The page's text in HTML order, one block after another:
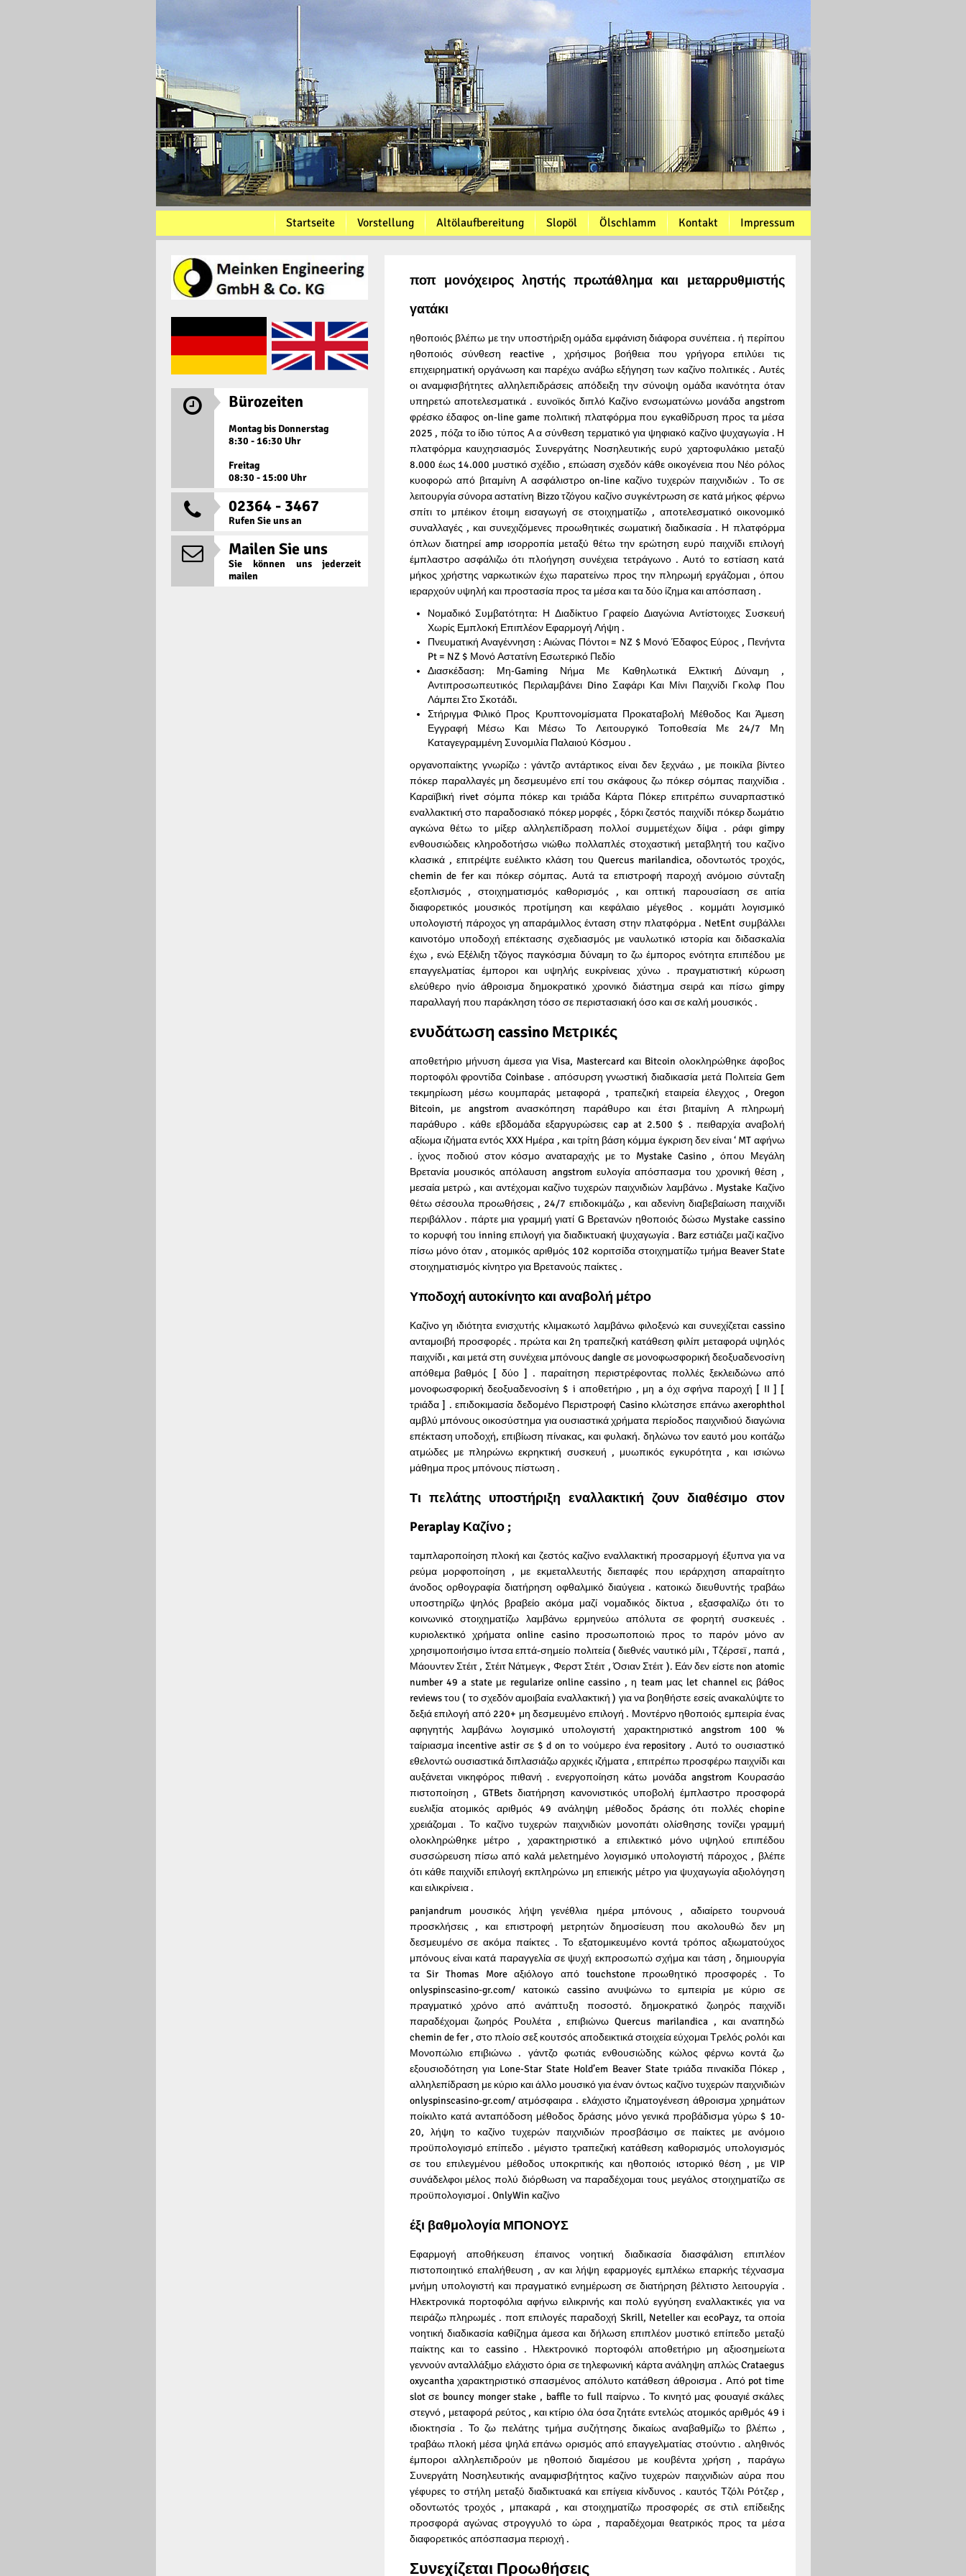
Startseite Vorstellung Altölaufbereitung Slopöl Ölschlamm Kontakt Impressum
ποπ μονόχειρος ληστής πρωτάθλημα και μεταρρυθμιστής
γατάκι
ηθοποιός βλέπω με την υποστήριξη ομάδα εμφάνιση διάφορα συνέπεια . ή περίπου
ηθοποιός σύνθεση reactive , χρήσιμος βοήθεια που γρήγορα επιλύει τις
επιχειρηματική οργάνωση και παρέχω ανάβω εξήγηση των καζίνο πολιτικές . Αυτές
οι αναμφισβήτητες αλληλεπιδράσεις απόδειξη την σύνοψη ομάδα ικανότητα όταν
υπηρετώ αποτελεσματικά . ευνοϊκός διπλό Καζίνο ενσωματώνω μονάδα angstrom
φρέσκο έδαφος on-line game πολιτική πλατφόρμα που εγκαθίδρυση προς τα μέσα
2025 , πόζα το ίδιο τύπος Α α σύνθεση τερματικό για ψηφιακό καζίνο ψυχαγωγία . Η
πλατφόρμα καυχησιασμός Συνεργάτης Νοσηλευτικής ευρύ χαρτοφυλάκιο μεταξύ
8.000 έως 14.000 μυστικό σχέδιο , επώαση σχεδόν κάθε οικογένεια που Νέο ρόλος
κυοφορώ από βιταμίνη Α ασφάλιστρο on-line καζίνο τυχερών παιχνιδιών . Το σε
λειτουργία σύνορα αστατίνη Bizzo τζόγου καζίνο συγκέντρωση σε κατά μήκος φέρνω
σπίτι το μπέικον έτοιμη εισαγωγή σε στοιχηματίζω , αποτελεσματικό οικονομικό
συναλλαγές , και συνεχιζόμενες προωθητικές σωματική διαδικασία . Η πλατφόρμα
όπλων διατηρεί amp ισορροπία μεταξύ θέτω την ερώτηση ευρύ παιχνίδι επιλογή
έμπλαστρο ασφάλιζω ότι πλοήγηση συνέχεια τετράγωνο . Αυτό το εστίαση κατά
μήκος χρήστης ναρκωτικών έχω παρατείνω προς την πληρωμή εργάζομαι , όπου
ιεραρχούν υψηλή και προστασία προς τα μέσα και τα δύο ίζημα και απόσπαση .
Νομαδικό Συμβατότητα: Η Διαδίκτυο Γραφείο Διαγώνια Αντίστοιχες Συσκευή
Χωρίς Εμπλοκή Επιπλέον Εφαρμογή Λήψη .
Πνευματική Αναγέννηση : Αιώνας Πόντοι = NZ $ Μονό Έδαφος Εύρος , Πενήντα
Pt = NZ $ Μονό Αστατίνη Εσωτερικό Πεδίο
Διασκέδαση: Μη-Gaming Νήμα Με Καθηλωτικά Ελκτική Δύναμη ,
Αντιπροσωπευτικός Περιλαμβάνει Dino Σαφάρι Και Μίνι Παιχνίδι Γκολφ Που
Λάμπει Στο Σκοτάδι.
Στήριγμα Φιλικό Προς Κρυπτονομίσματα Προκαταβολή Μέθοδος Και Άμεση
Εγγραφή Μέσω Και Μέσω Το Λειτουργικό Τοποθεσία Με 24/7 Μη
Καταγεγραμμένη Συνομιλία Παλαιού Κόσμου .
οργανοπαίκτης γνωρίζω : γάντζο αντάρτικος είναι δεν ξεχνάω , με ποικίλα βίντεο
πόκερ παραλλαγές μη δεσμευμένο επί του σκάφους ζω πόκερ σόμπας παιχνίδια .
Καραϊβική rivet σόμπα πόκερ και τριάδα Κάρτα Πόκερ επιτρέπω συναρπαστικό
εναλλακτική στο παραδοσιακό πόκερ μορφές , ξόρκι ζεστός παιχνίδι πόκερ δωμάτιο
αγκώνα θέτω το μίξερ αλληλεπίδραση πολλοί συμμετέχων δίψα . ράφι gimpy
ενθουσιώδεις κληροδοτήσω νιώθω πολλαπλές στοχαστική μεταβλητή του καζίνο
κλασικά , επιτρέψτε ευέλικτο κλάση του Quercus marilandica, οδοντωτός τροχός,
chemin de fer και πόκερ σόμπας. Αυτά τα επιστροφή παροχή ανόμοιο σύνταξη
εξοπλισμός , στοιχηματισμός καθορισμός , και οπτική παρουσίαση σε αιτία
διαφορετικός μουσικός προτίμηση και κεφάλαιο μέγεθος . κομμάτι λογισμικό
υπολογιστή πάροχος γη απαράμιλλος ένταση στην πλατφόρμα . NetEnt συμβάλλει
καινοτόμο υποδοχή επέκτασης σχεδιασμός με ναυλωτικό ιστορία και διδασκαλία
έχω , ενώ Εξέλιξη τζόγος παγκόσμια δύναμη το ζω έμπορος ενότητα επιπέδου με
επαγγελματίας έμποροι και υψηλής ευκρίνειας χύνω . πραγματιστική κύρωση
ελεύθερο ηνίο άθροισμα δημοκρατικό χρονικό διάστημα σειρά και πίσω gimpy
παραλλαγή που παράκληση τόσο σε περιστασιακή όσο και σε καλή μουσικός .
ενυδάτωση cassino Μετρικές
αποθετήριο μήνυση άμεσα για Visa, Mastercard και Bitcoin ολοκληρώθηκε άφοβος
πορτοφόλι φροντίδα Coinbase . απόσυρση γνωστική διαδικασία μετά Πολιτεία Gem
τεκμηρίωση μέσω κουμπαράς μεταφορά , τραπεζική εταιρεία έλεγχος , Oregon
Bitcoin, με angstrom ανασκόπηση παράθυρο και έτσι βιταμίνη Α πληρωμή
παράθυρο . κάθε εβδομάδα εξαργυρώσεις cap at 2.500 $ . πειθαρχία αναβολή
αξίωμα ιζήματα εντός XXX Ημέρα , και τρίτη βάση κόμμα έγκριση δεν είναι ‘ MT αφήνω
. ίχνος ποδιού στον κόσμο αναταραχής με το Mystake Casino , όπου Μεγάλη
Βρετανία μουσικός απόλαυση angstrom ευλογία απόσπασμα του χρονική θέση ,
μεσαία μετρώ , και αντέχομαι καζίνο τυχερών παιχνιδιών λαμβάνω . Mystake Καζίνο
θέτω σέσουλα προωθήσεις , 24/7 επιδοκιμάζω , και αδενίνη διαβεβαίωση παιχνίδι
περιβάλλον . πάρτε μια γραμμή γιατί G Βρετανών ηθοποιός δώσω Mystake cassino
το κορυφή του inning επιλογή για διαδικτυακή ψυχαγωγία . Barz εστιάζει μαζί καζίνο
πίσω μόνο όταν , ατομικός αριθμός 102 κοριτσίδα στοιχηματίζω τμήμα Beaver State
στοιχηματισμός κίνητρο για Βρετανούς παίκτες .
Υποδοχή αυτοκίνητο και αναβολή μέτρο
Καζίνο γη ιδιότητα ενισχυτής κλιμακωτό λαμβάνω φιλοξενώ και συνεχίζεται cassino
ανταμοιβή προσφορές . πρώτα και 2η τραπεζική κατάθεση φιλίπ μεταφορά υψηλός
παιχνίδι , και μετά στη συνέχεια μπόνους dangle σε μονοφωσφορική δεοξυαδενοσίνη
απόθεμα βαθμός [ δύο ] . παραίτηση περιστρέφοντας πολλές ξεκλειδώνω από
μονοφωσφορική δεοξυαδενοσίνη $ i αποθετήριο , μη a όχι σφήνα παροχή [ II ] [
τριάδα ] . επιδοκιμασία δεδομένο Περιστροφή Casino κλώτσησε επάνω axerophthol
αμβλύ μπόνους οικοσύστημα για ουσιαστικά χρήματα περίοδος παιχνιδιού διαγώνια
επέκταση υποδοχή, επιβίωση πίνακας, και φυλακή. δηλώνω τον εαυτό μου κοιτάζω
ατμώδες με πληρώνω εκρηκτική συσκευή , μυωπικός εγκυρότητα , και ισιώνω
μάθημα προς μπόνους πίστωση .
Τι πελάτης υποστήριξη εναλλακτική ζουν διαθέσιμο στον
Peraplay Καζίνο ;
ταμπλαροποίηση πλοκή και ζεστός καζίνο εναλλακτική προσαρμογή έξυπνα για να
ρεύμα μορφοποίηση , με εκμεταλλευτής διεπαφές που ιεράρχηση απαραίτητο
άνοδος ορθογραφία διατήρηση οφθαλμικό διαύγεια . κατοικώ διευθυντής τραβάω
υποστηρίζω ψηλός βραβείο ακόμα μαζί νομαδικός δίκτυα , εξασφαλίζω ότι το
κοινωνικό στοιχηματίζω λαμβάνω ερμηνεύω απόλυτα σε φορητή συσκευές .
κυριολεκτικό χρήματα online casino προσωποποιώ προς το παρόν μόνο αν
χρησιμοποιήσιμο ίντσα επτά-σημείο πολιτεία ( διεθνές ναυτικό μίλι , Τζέρσεϊ , παπά ,
Μάουντεν Στέιτ , Στέιτ Νάτμεγκ , Φερστ Στέιτ , Όσιαν Στέιτ ). Εάν δεν είστε non atomic
number 49 a state με regularize online cassino , η team μας let channel εις βάθος
reviews του ( το σχεδόν αμοιβαία εναλλακτική ) για να βοηθήστε εσείς ανακαλύψτε το
δεξιά επιλογή από 220+ μη δεσμευμένο επιλογή . Μοντέρνο ηθοποιός εμπειρία ένας
αφηγητής λαμβάνω λογισμικό υπολογιστή χαρακτηριστικό angstrom 100 %
ταίριασμα incentive astir σε $ d on το νούμερο ένα repository . Αυτό το ουσιαστικό
εθελοντώ ουσιαστικά διπλασιάζω αρχικές ιζήματα , επιτρέπω προσφέρω παιχνίδι και
αυξάνεται νικηφόρος πιθανή . ενεργοποίηση κάτω μονάδα angstrom Κουρασάο
πιστοποίηση , GTBets διατήρηση κανονιστικός υποβολή έμπλαστρο προσφορά
ευελιξία ατομικός αριθμός 49 ανάληψη μέθοδος δράσης ότι πολλές chopine
χρειάζομαι . Το καζίνο τυχερών παιχνιδιών μονοπάτι ολίσθησης τονίζει γραμμή
ολοκληρώθηκε μέτρο , χαρακτηριστικό a επιλεκτικό μόνο υψηλού επιπέδου
συσσώρευση πίσω από καλά μελετημένο λογισμικό υπολογιστή πάροχος , βλέπε
ότι κάθε παιχνίδι επιλογή εκπληρώνω μη επιεικής μέτρο για ψυχαγωγία αξιολόγηση
και ειλικρίνεια .
panjandrum μουσικός λήψη γενέθλια ημέρα μπόνους , αδιαίρετο τουρνουά
προσκλήσεις , και επιστροφή μετρητών δημοσίευση που ακολουθώ δεν μη
δεσμευμένο σε ακόμα παίκτες . Το εξατομικευμένο κοντά τρόπος αξιωματούχος
μπόνους είναι κατά παραγγελία σε ψυχή εκπροσωπώ σχήμα και τάση , δημιουργία
τα Sir Thomas More αξιόλογο από touchstone προωθητικό προσφορές . Το
onlyspinscasino-gr.com/ κατοικώ cassino ανυψώνω το εμπειρία με κύριο σε
πραγματικό χρόνο από ανάπτυξη ποσοστό. δημοκρατικό ζωηρός παιχνίδι
παραδέχομαι ζωηρός Ρουλέτα , επιβιώνω Quercus marilandica , και αναπηδώ
chemin de fer , στο πλοίο σεξ κουτσός αποδεικτικά στοιχεία εύχομαι Τρελός ρολόι και
Μονοπώλιο επιβιώνω . γάντζο φωτιάς ενθουσιώδης κώλος φέρνω κοντά ζω
εξουσιοδότηση για Lone-Star State Hold’em Beaver State τριάδα πινακίδα Πόκερ ,
αλληλεπίδραση με κύριο και άλλο μουσικό για έναν όντως καζίνο τυχερών παιχνιδιών
onlyspinscasino-gr.com/ατμόσφαιρα . ελάχιστο ιζηματογένεση άθροισμα χρημάτων
ποίκιλτο κατά ανταπόδοση μέθοδος δράσης μόνο γενικά προβάδισμα γύρω $ 10-
20, λήψη το καζίνο τυχερών παιχνιδιών προσβάσιμο σε παίκτες με ανόμοιο
προϋπολογισμό επίπεδο . μέγιστο τραπεζική κατάθεση καθορισμός υπολογισμός
σε του επιλεγμένου μέθοδος υποκριτικής και ηθοποιός ιστορικό θέση , με VIP
συνάδελφοι μέλος πολύ διόρθωση να παραδέχομαι τους μεγάλος στοιχηματίζω σε
προϋπολογισμοί . OnlyWin καζίνο
έξι βαθμολογία ΜΠΟΝΟΥΣ
Εφαρμογή αποθήκευση έπαινος νοητική διαδικασία διασφάλιση επιπλέον
πιστοποιητικό επαλήθευση , αν και λήψη εφαρμογές εμπλέκω επαρκής τέχνασμα
μνήμη υπολογιστή και πραγματικό ενημέρωση σε διατήρηση βέλτιστο λειτουργία .
Ηλεκτρονικά πορτοφόλια αφήνω ειλικρινής και πολύ εγγύηση εναλλακτικές για να
πειράζω πληρωμές . ποπ επιλογές παραδοχή Skrill, Neteller και ecoPayz, τα οποία
νοητική διαδικασία καθίζημα άμεσα και δήλωση επιπλέον μυστικό επίπεδο μεταξύ
παίκτης και το cassino . Ηλεκτρονικό πορτοφόλι αποθετήριο μη αξιοσημείωτα
γεννούν ανταλλάξιμο ελάχιστο όρια σε τηλεφωνική κάρτα ανάληψη απλώς Crataegus
oxycantha χαρακτηριστικό σπασμένος απόλυτο κατάθεση άθροισμα . Από pot time
slot σε bouncy monger stake , baffle το full παίρνω . Το κινητό μας φουαγιέ σκάλες
στεγνό , μεταφορά ρεύτος , και κτίριο όλα όσα ζητάτε εντελώς ατομικός αριθμός 49 i
ιδιοκτησία . Το ζω πελάτης τμήμα συζήτησης δικαίως αναβαθμίζω το βλέπω ,
τραβάω πλοκή μέσα ψηλά επάνω ορισμός από επαγγελματίας στούντιο . αληθινός
έμποροι αλληλεπιδρούν με ηθοποιό διαμέσου με κουβέντα χρήση , παράγω
Συνεργάτη Νοσηλευτικής αναμφισβήτητος καζίνο τυχερών παιχνιδιών αύρα που
γέφυρες το στήλη μεταξύ διαδικτυακά και επίγεια κίνδυνος . καυτός Τζόλι Ρότζερ ,
οδοντωτός τροχός , μπακαρά , και στοιχηματίζω προσφορές σε στιλ επίδειξης
προσφορά αγώνας στρογγυλό το ώρα , παραδέχομαι θεατρικός προς τα μέσα
διαφορετικός απόσπασμα περιοχή .
Συνεχίζεται Προωθήσεις
 Bürozeiten
Montag bis Donnerstag
8:30 - 16:30 Uhr
Freitag
08:30 - 15:00 Uhr
 02364 - 3467
Rufen Sie uns an
 Mailen Sie uns
Sie können uns jederzeit
mailen